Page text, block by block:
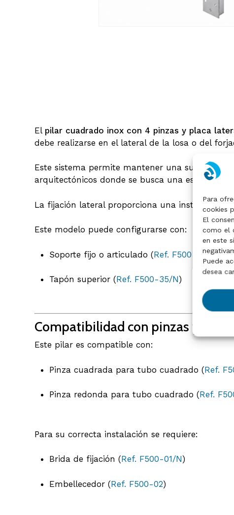
Para
cookies
El
como el
en este
Puede
desea
El pilar cuadrado inox con 4 pinzas y placa
debe realizarse en el lateral de la losa o del
Este sistema permite mantener una superficie
arquitectónicos donde se busca una estética
La fijación lateral proporciona una instalación
Este modelo puede configurarse con:
Soporte fijo o articulado (Ref. F500-22)
Tapón superior (Ref. F500-35/N)
Compatibilidad con pinzas y
Este pilar es compatible con:
Pinza cuadrada para tubo cuadrado (Ref.
Pinza redonda para tubo cuadrado (Ref.
Para su correcta instalación se requiere:
Brida de fijación (Ref. F500-01/N)
Embellecedor (Ref. F500-02)